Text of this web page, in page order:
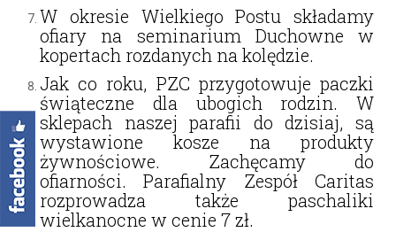
W okresie Wielkiego Postu składamy
ofiary na seminarium Duchowne w
kopertach rozdanych na kolędzie.
Jak co roku, PZC przygotowuje paczki
świąteczne dla ubogich rodzin. W
sklepach naszej parafii do dzisiaj, są
wystawione kosze na produkty
żywnościowe. Zachęcamy do
ofiarności. Parafialny Zespół Caritas
rozprowadza także paschaliki
wielkanocne w cenie 7 zł.